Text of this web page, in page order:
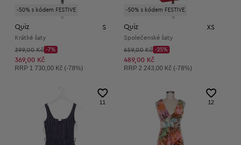
-50% s kódem FESTIVE
Quiz S
Krátké šaty
Původní cena:
399,00 Kč
Discount Price:
-7%
Snížená cena:
369,00 Kč
Doporučená cena:
RRP 1 730,00 Kč (-78%)
-50% s kódem FESTIVE
Quiz XS
Společenské šaty
Původní cena:
659,00 Kč
Discount Price:
-25%
Snížená cena:
489,00 Kč
Doporučená cena:
RRP 2 243,00 Kč (-78%)
11 12